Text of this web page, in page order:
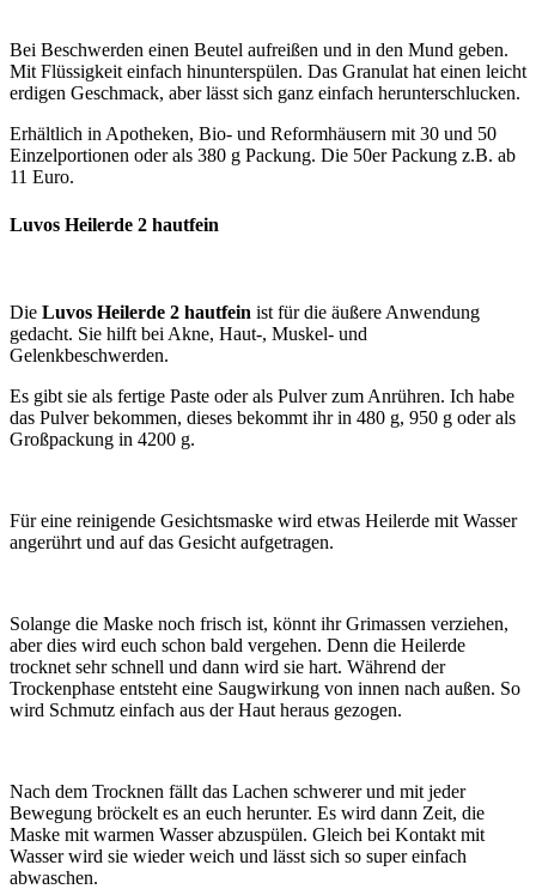
Bei Beschwerden einen Beutel aufreißen und in den Mund geben.
Mit Flüssigkeit einfach hinunterspülen. Das Granulat hat einen leicht
erdigen Geschmack, aber lässt sich ganz einfach herunterschlucken.
Erhältlich in Apotheken, Bio- und Reformhäusern mit 30 und 50
Einzelportionen oder als 380 g Packung. Die 50er Packung z.B. ab
11 Euro.
Luvos Heilerde 2 hautfein
Die Luvos Heilerde 2 hautfein ist für die äußere Anwendung
gedacht. Sie hilft bei Akne, Haut-, Muskel- und
Gelenkbeschwerden.
Es gibt sie als fertige Paste oder als Pulver zum Anrühren. Ich habe
das Pulver bekommen, dieses bekommt ihr in 480 g, 950 g oder als
Großpackung in 4200 g.
Für eine reinigende Gesichtsmaske wird etwas Heilerde mit Wasser
angerührt und auf das Gesicht aufgetragen.
Solange die Maske noch frisch ist, könnt ihr Grimassen verziehen,
aber dies wird euch schon bald vergehen. Denn die Heilerde
trocknet sehr schnell und dann wird sie hart. Während der
Trockenphase entsteht eine Saugwirkung von innen nach außen. So
wird Schmutz einfach aus der Haut heraus gezogen.
Nach dem Trocknen fällt das Lachen schwerer und mit jeder
Bewegung bröckelt es an euch herunter. Es wird dann Zeit, die
Maske mit warmen Wasser abzuspülen. Gleich bei Kontakt mit
Wasser wird sie wieder weich und lässt sich so super einfach
abwaschen.